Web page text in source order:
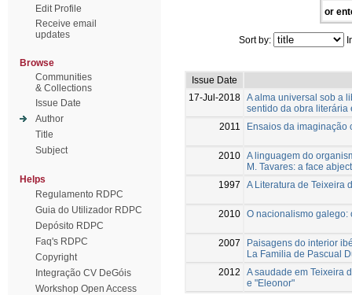
Edit Profile
Receive email
updates
Browse
Communities
& Collections
Issue Date
Author
Title
Subject
Helps
Regulamento RDPC
Guia do Utilizador RDPC
Depósito RDPC
Faq's RDPC
Copyright
Integração CV DeGóis
Workshop Open Access
or
Sort by:
Issue Date
17-Jul-2018 A alma universal sob a
sentido da obra literária
2011
Ensaios da imaginação
2010 A linguagem do
M. Tavares: a face
1997
A Literatura de Teixeira
2010 O nacionalismo galego:
2007
Paisagens do interior
La Familia de Pascual
2012
A saudade em Teixeira
e "Eleonor"